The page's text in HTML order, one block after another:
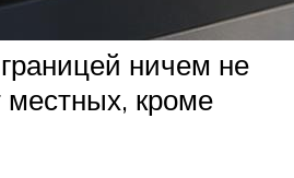
ничем не
местных, кроме